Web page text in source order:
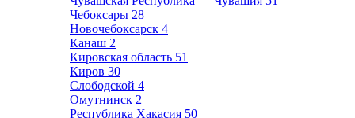
Чебоксары 28
Новочебоксарск 4
Канаш 2
Кировская область 51
Киров 30
Слободской 4
Омутнинск 2
Республика Хакасия 50